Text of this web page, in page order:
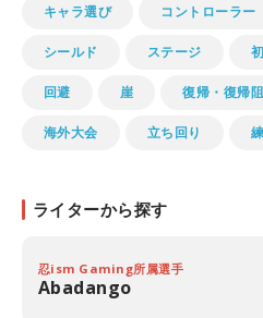
キャラ選び コントローラー
シールド ステージ
回避 崖 復帰・復帰
海外大会 立ち回り
ライターから探す
忍ism Gaming所属選手
Abadango